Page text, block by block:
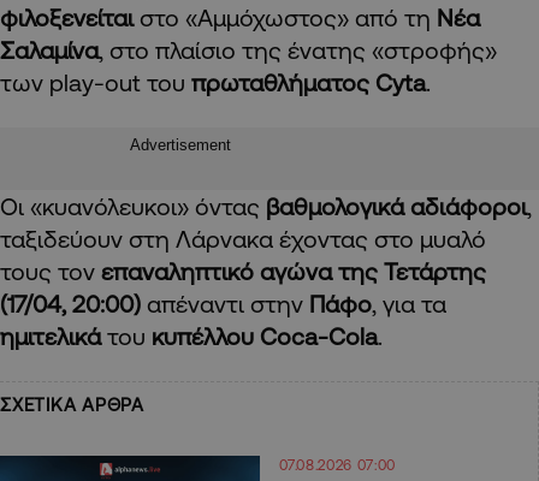
φιλοξενείταιστο «Αμμόχωστος» από τη Νέα
Σαλαμίνα, στο πλαίσιο της ένατης «στροφής»
των play-out του πρωταθλήματος Cyta.
Advertisement
Οι «κυανόλευκοι» όντας βαθμολογικά αδιάφοροι,
ταξιδεύουν στη Λάρνακα έχοντας στο μυαλό
τους τον επαναληπτικό αγώνα της Τετάρτης
(17/04, 20:00) απέναντι στην Πάφο, για τα
ημιτελικάτου κυπέλλου Coca-Cola.
ΣΧΕΤΙΚΑ ΑΡΘΡΑ
07.08.2026 07:00